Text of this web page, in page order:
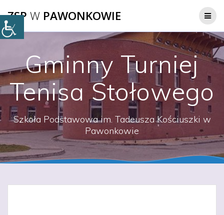
do
ZSP W PAWONKOWIE
Gminny Turniej
Tenisa Stołowego
Szkoła Podstawowa im. Tadeusza Kościuszki w
Pawonkowie